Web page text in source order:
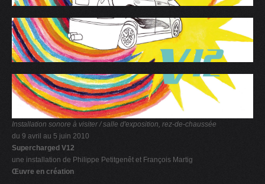
Installation sonore à visiter / salle d'exposition, rez-de-chaussée
du 9 avril au 5 juin 2010
Supercharged V12
une installation de Philippe Petitgenêt et François Martig
Œuvre en création